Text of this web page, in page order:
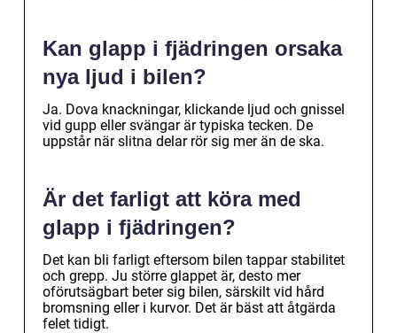
Kan glapp i fjädringen orsaka
nya ljud i bilen?
Ja. Dova knackningar, klickande ljud och gnissel
vid gupp eller svängar är typiska tecken. De
uppstår när slitna delar rör sig mer än de ska.
Är det farligt att köra med
glapp i fjädringen?
Det kan bli farligt eftersom bilen tappar stabilitet
och grepp. Ju större glappet är, desto mer
oförutsägbart beter sig bilen, särskilt vid hård
bromsning eller i kurvor. Det är bäst att åtgärda
felet tidigt.